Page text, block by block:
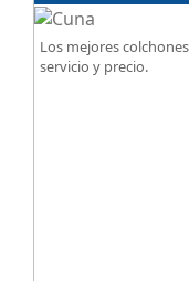
Los mejores
servicio y precio.